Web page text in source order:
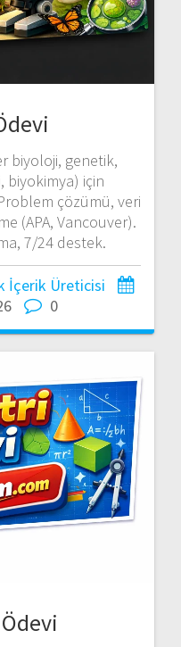
biyoloji, genetik,
biyokimya) için
çözümü, veri
(APA, Vancouver).
7/24 destek.
İçerik Üreticisi
0